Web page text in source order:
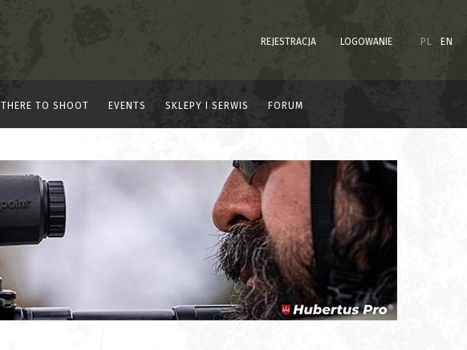
REJESTRACJA LOGOWANIE PL EN
THERE TO SHOOT EVENTS SKLEPY I SERWIS FORUM